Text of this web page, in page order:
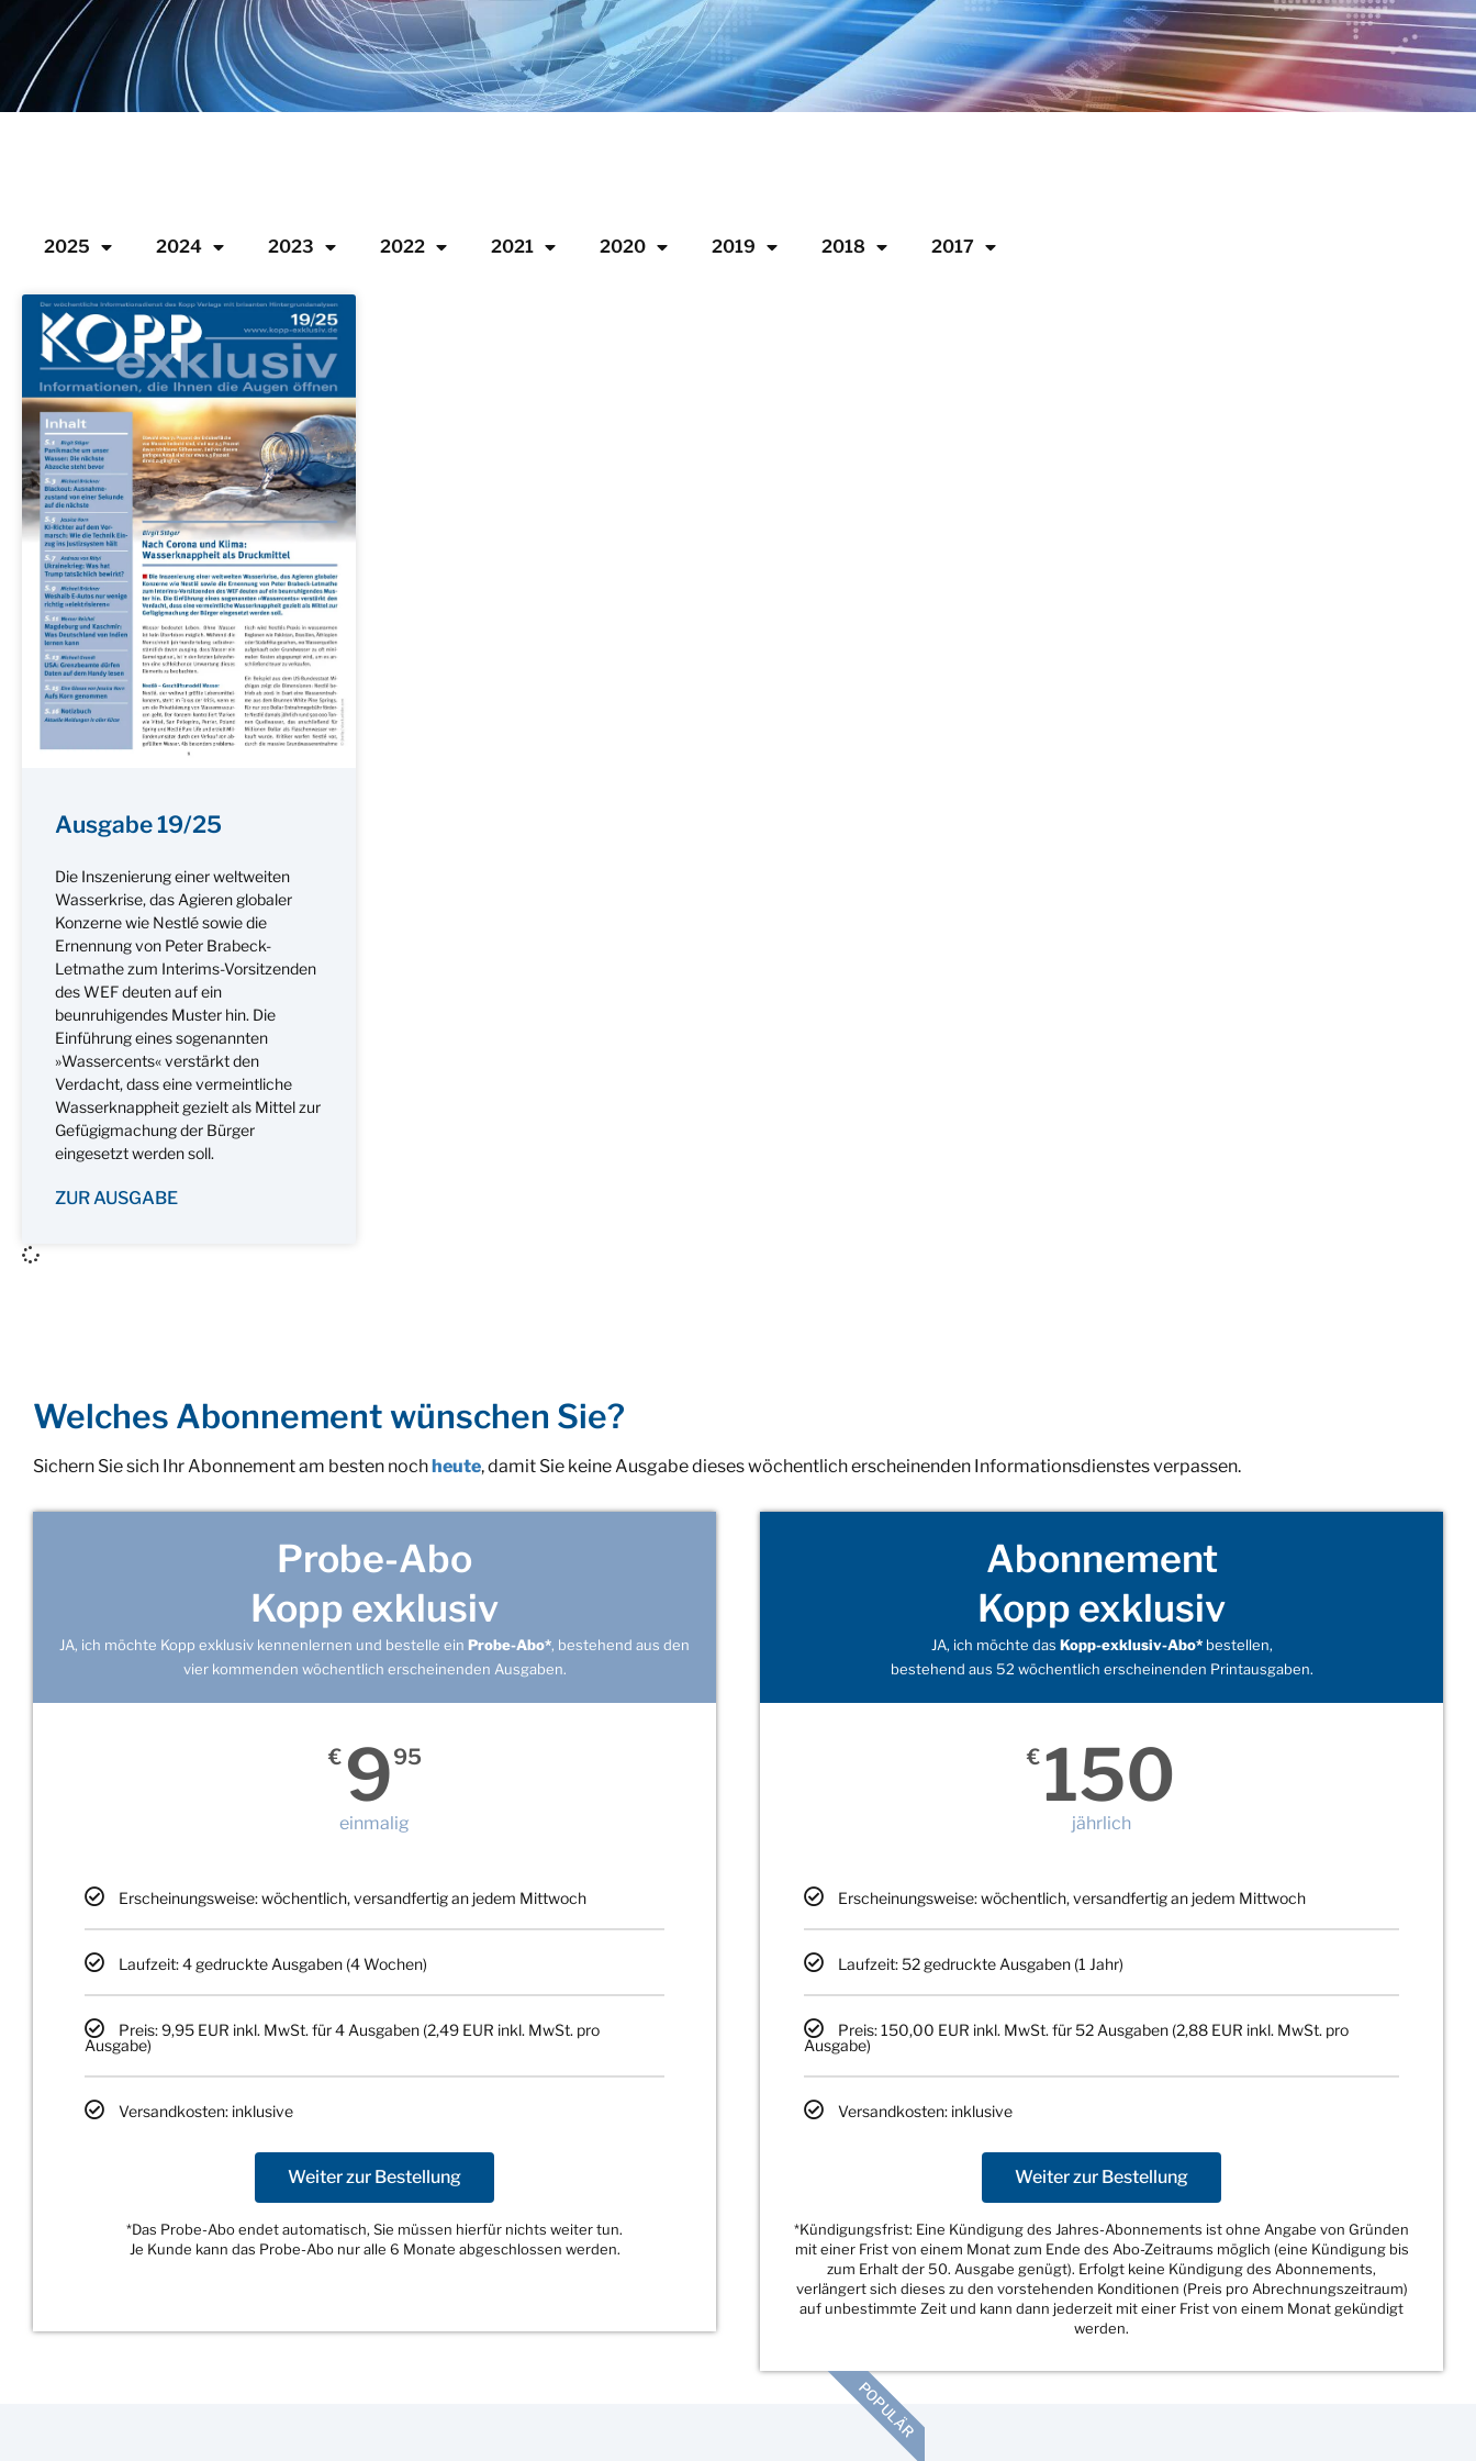
2025 2024 2023 2022 2021 2020 2019 2018 2017
Ausgabe 19/25
Die Inszenierung einer weltweiten
Wasserkrise, das Agieren globaler
Konzerne wie Nestlé sowie die
Ernennung von Peter Brabeck-
Letmathe zum Interims-Vorsitzenden
des WEF deuten auf ein
beunruhigendes Muster hin. Die
Einführung eines sogenannten
»Wassercents« verstärkt den
Verdacht, dass eine vermeintliche
Wasserknappheit gezielt als Mittel zur
Gefügigmachung der Bürger
eingesetzt werden soll.
ZUR AUSGABE
Welches Abonnement wünschen Sie?
Sichern Sie sich Ihr Abonnement am besten nochheute, damit Sie keine Ausgabe dieses wöchentlich erscheinenden Informationsdienstes verpassen.
Probe-Abo
Kopp exklusiv
JA, ich möchte Kopp exklusiv kennenlernen und bestelle ein Probe-Abo*, bestehend aus den
vier kommenden wöchentlich erscheinenden Ausgaben.
€ 995
einmalig
Erscheinungsweise: wöchentlich, versandfertig an jedem Mittwoch
Laufzeit: 4 gedruckte Ausgaben (4 Wochen)
Preis: 9,95 EUR inkl. MwSt. für 4 Ausgaben (2,49 EUR inkl. MwSt. pro
Ausgabe)
Versandkosten: inklusive
Weiter zur Bestellung
*Das Probe-Abo endet automatisch, Sie müssen hierfür nichts weiter tun.
Je Kunde kann das Probe-Abo nur alle 6 Monate abgeschlossen werden.
Abonnement
Kopp exklusiv
JA, ich möchte das Kopp-exklusiv-Abo*bestellen,
bestehend aus 52 wöchentlich erscheinenden Printausgaben.
€ 150
jährlich
Erscheinungsweise: wöchentlich, versandfertig an jedem Mittwoch
Laufzeit: 52 gedruckte Ausgaben (1 Jahr)
Preis: 150,00 EUR inkl. MwSt. für 52 Ausgaben (2,88 EUR inkl. MwSt. pro
Ausgabe)
Versandkosten: inklusive
Weiter zur Bestellung
*Kündigungsfrist: Eine Kündigung des Jahres-Abonnements ist ohne Angabe von Gründen
mit einer Frist von einem Monat zum Ende des Abo-Zeitraums möglich (eine Kündigung bis
zum Erhalt der 50. Ausgabe genügt). Erfolgt keine Kündigung des Abonnements,
verlängert sich dieses zu den vorstehenden Konditionen (Preis pro Abrechnungszeitraum)
auf unbestimmte Zeit und kann dann jederzeit mit einer Frist von einem Monat gekündigt
werden.
POPULÄR